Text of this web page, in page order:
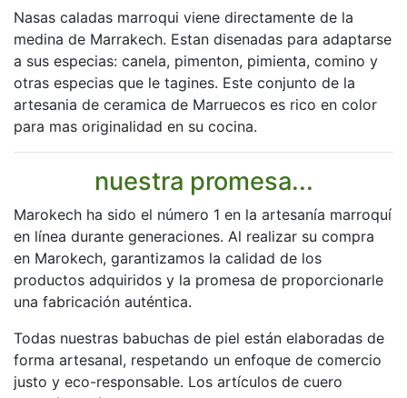
Nasas caladas marroqui viene directamente de la
medina de Marrakech. Estan disenadas para adaptarse
a sus especias: canela, pimenton, pimienta, comino y
otras especias que le tagines. Este conjunto de la
artesania de ceramica de Marruecos es rico en color
para mas originalidad en su cocina.
nuestra promesa...
Marokech ha sido el número 1 en la artesanía marroquí
en línea durante generaciones. Al realizar su compra
en Marokech, garantizamos la calidad de los
productos adquiridos y la promesa de proporcionarle
una fabricación auténtica.
Todas nuestras babuchas de piel están elaboradas de
forma artesanal, respetando un enfoque de comercio
justo y eco-responsable. Los artículos de cuero